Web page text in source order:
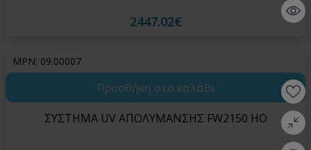
Quick
2447.02€
MPN: 09.00007
Προσθήκη στο καλάθι
ΣΥΣΤΗΜΑ UV ΑΠΟΛΥΜΑΝΣΗΣ FW2150 HO